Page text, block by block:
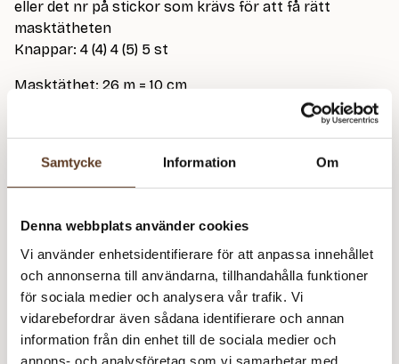
Samtycke Information Om
Denna webbplats använder cookies
Vi använder enhetsidentifierare för att anpassa innehållet
och annonserna till användarna, tillhandahålla funktioner
för sociala medier och analysera vår trafik. Vi
vidarebefordrar även sådana identifierare och annan
information från din enhet till de sociala medier och
annons- och analysföretag som vi samarbetar med.
eller det nr på stickor som krävs för att få rätt
masktätheten
Knappar: 4 (4) 4 (5) 5 st
Masktäthet: 26 m = 10 cm
Observera att mönster endast säljs tillsammans
Rekommenderade tillbehör